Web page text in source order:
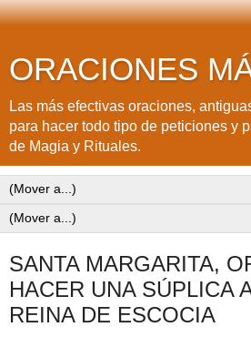
ORACIONES
Las más efectivas oraciones,
para hacer todo tipo de peticiones y
de Magia y Rituales.
SANTA MARGARITA,
HACER UNA SÚPLICA
REINA DE ESCOCIA